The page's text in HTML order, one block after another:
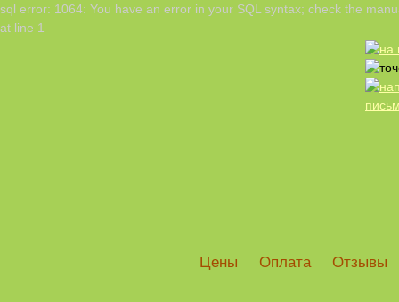
sql error: 1064: You have an error in your SQL syntax; check the
at line 1
Цены Оплата Отзывы